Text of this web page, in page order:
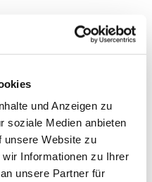
und Anzeigen zu
soziale Medien anbieten
unsere Website zu
Informationen zu Ihrer
unsere Partner für
Sie auch